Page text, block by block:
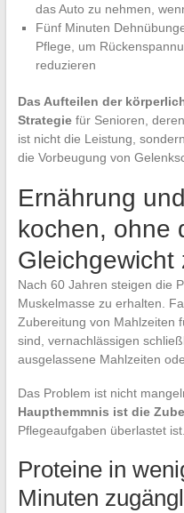
das Auto zu nehmen,
Fünf Minuten
Pflege, um
reduzieren
Das Aufteilen der
Strategiefür Senioren,
ist nicht die Leistung,
die Vorbeugung von
Ernährung
kochen, ohne
Gleichgewicht
Nach 60 Jahren steigen die
Muskelmasse zu erhalten.
Zubereitung von Mahlzeiten
sind, vernachlässigen
ausgelassene Mahlzeiten
Das Problem ist nicht
Haupthemmnis ist die
Pflegeaufgaben überlastet ist.
Proteine in
Minuten